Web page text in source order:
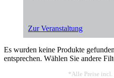
Zur Veranstaltung
Es wurden keine Produkte
entsprechen. Wählen Sie andere
*Alle Preise incl.